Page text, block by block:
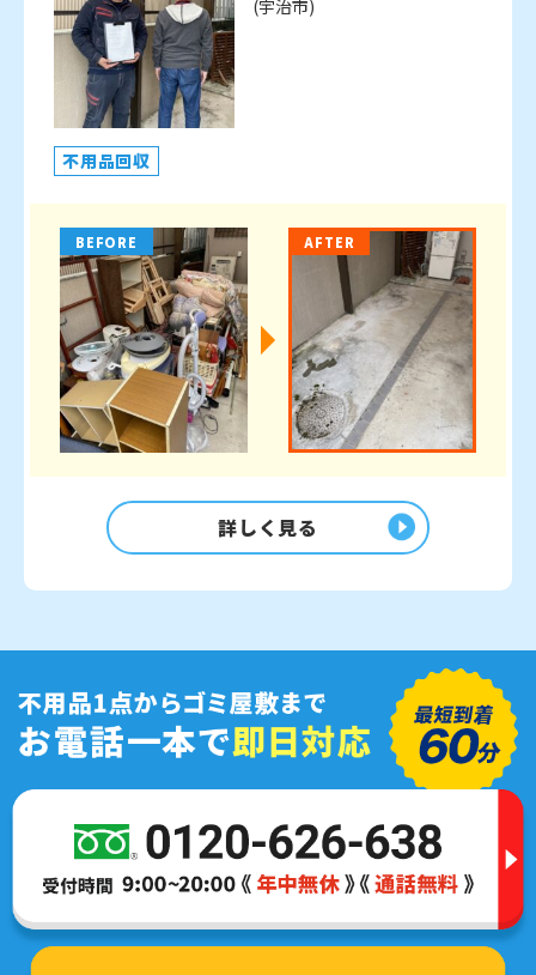
(宇治市)
不用品回収
BEFORE AFTER
詳しく見る